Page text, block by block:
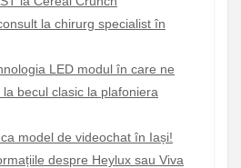
la chirurg specialist în
LED modul în care ne
becul clasic la plafoniera
model de videochat în Iași!
despre Heylux sau Viva